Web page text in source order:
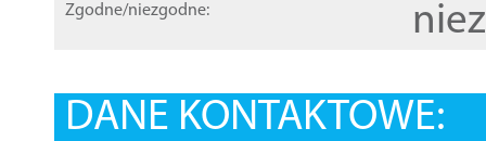
Zgodne/niezgodne:
DANE KONTAKTOWE: